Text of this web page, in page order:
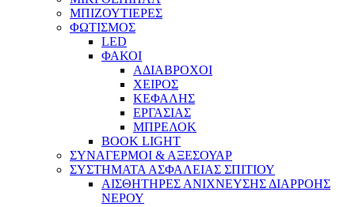
ΜΠΙΖΟΥΤΙΕΡΕΣ
ΦΩΤΙΣΜΟΣ
LED
ΦΑΚΟΙ
ΑΔΙΑΒΡΟΧΟΙ
ΧΕΙΡΟΣ
ΚΕΦΑΛΗΣ
ΕΡΓΑΣΙΑΣ
ΜΠΡΕΛΟΚ
BOOK LIGHT
ΣΥΝΑΓΕΡΜΟΙ & ΑΞΕΣΟΥΑΡ
ΣΥΣΤΗΜΑΤΑ ΑΣΦΑΛΕΙΑΣ ΣΠΙΤΙΟΥ
ΑΙΣΘΗΤΗΡΕΣ ΑΝΙΧΝΕΥΣΗΣ ΔΙΑΡΡΟΗΣ
ΝΕΡΟΥ